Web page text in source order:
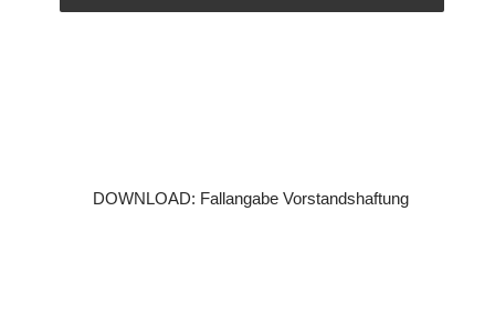
DOWNLOAD: Fallangabe Vorstandshaftung